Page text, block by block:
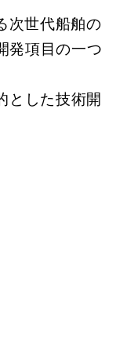
次世代船舶の
発項目の一つ
とした技術開